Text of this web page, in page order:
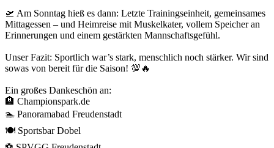
🛫 Am Sonntag hieß es dann: Letzte Trainingseinheit, gemeinsames
Mittagessen – und Heimreise mit Muskelkater, vollem Speicher an
Erinnerungen und einem gestärkten Mannschaftsgefühl.
Unser Fazit: Sportlich war’s stark, menschlich noch stärker. Wir sind
sowas von bereit für die Saison! 💯🔥
Ein großes Dankeschön an:
🏨 Championspark.de
🏊 Panoramabad Freudenstadt
🍽️ Sportsbar Dobel